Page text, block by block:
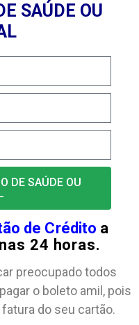
SAÚDE OU
DE SAÚDE OU
de Crédito a
24 horas.
preocupado todos
o boleto amil, pois
do seu cartão.